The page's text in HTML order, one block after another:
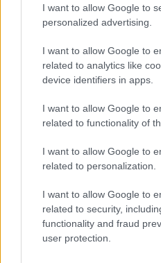
I want to allow Google to
personalized advertising.
I want to allow Google to
related to analytics like
device identifiers in apps.
I want to allow Google to
related to functionality of
I want to allow Google to
related to personalization.
I want to allow Google to
related to security,
functionality and fraud
user protection.
támadó klubváltásáról.
Itt állíthatod be,
között legyen a
Tetszett a cikk?
CÍMKÉK: #MAGYAR FOCI
#ÁTIGAZOLÁSOK
#HAZAI
#ANGOL FOCI